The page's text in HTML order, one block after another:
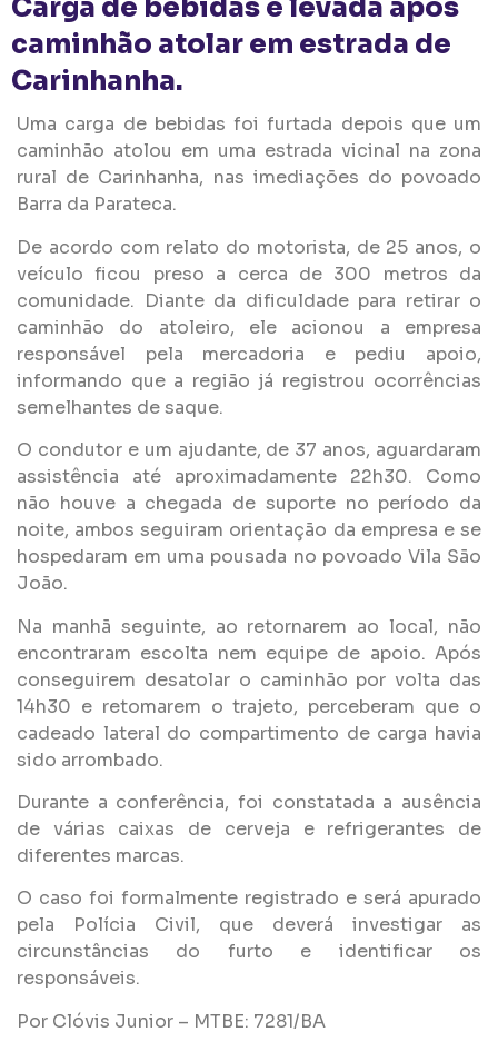
Carga de bebidas é levada após
caminhão atolar em estrada de
Carinhanha.
Uma carga de bebidas foi furtada depois que um
caminhão atolou em uma estrada vicinal na zona
rural de Carinhanha, nas imediações do povoado
Barra da Parateca.
De acordo com relato do motorista, de 25 anos, o
veículo ficou preso a cerca de 300 metros da
comunidade. Diante da dificuldade para retirar o
caminhão do atoleiro, ele acionou a empresa
responsável pela mercadoria e pediu apoio,
informando que a região já registrou ocorrências
semelhantes de saque.
O condutor e um ajudante, de 37 anos, aguardaram
assistência até aproximadamente 22h30. Como
não houve a chegada de suporte no período da
noite, ambos seguiram orientação da empresa e se
hospedaram em uma pousada no povoado Vila São
João.
Na manhã seguinte, ao retornarem ao local, não
encontraram escolta nem equipe de apoio. Após
conseguirem desatolar o caminhão por volta das
14h30 e retomarem o trajeto, perceberam que o
cadeado lateral do compartimento de carga havia
sido arrombado.
Durante a conferência, foi constatada a ausência
de várias caixas de cerveja e refrigerantes de
diferentes marcas.
O caso foi formalmente registrado e será apurado
pela Polícia Civil, que deverá investigar as
circunstâncias do furto e identificar os
responsáveis.
Por Clóvis Junior – MTBE: 7281/BA